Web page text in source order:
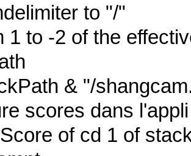
to "/"
1 to -2 of the
& "/
scores dans l'appli
of cd 1 of